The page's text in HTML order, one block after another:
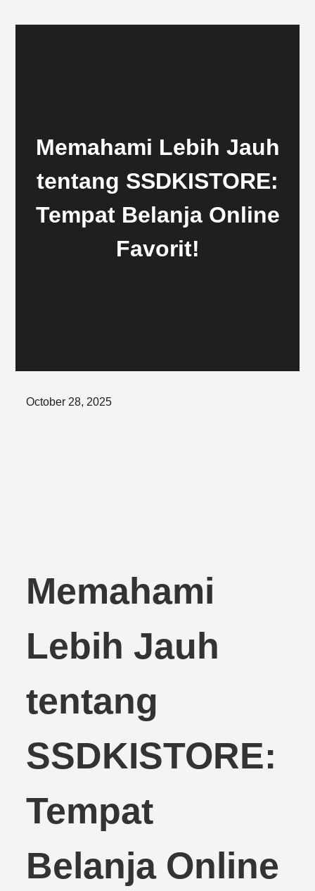
Memahami Lebih Jauh
tentang SSDKISTORE:
Tempat Belanja Online
Favorit!
Posted
October 28, 2025
Memahami
Lebih Jauh
tentang
SSDKISTORE:
Tempat
Belanja Online